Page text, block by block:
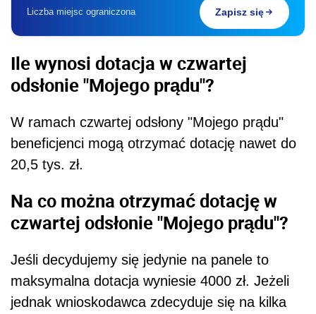
Liczba miejsc ograniczona Zapisz się
Ile wynosi dotacja w czwartej
odsłonie "Mojego prądu"?
W ramach czwartej odsłony "Mojego prądu"
beneficjenci mogą otrzymać dotację nawet do
20,5 tys. zł.
Na co można otrzymać dotację w
czwartej odsłonie "Mojego prądu"?
Jeśli decydujemy się jedynie na panele to
maksymalna dotacja wyniesie 4000 zł. Jeżeli
jednak wnioskodawca zdecyduje się na kilka